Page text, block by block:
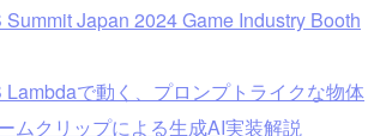
Summit Japan 2024 Game Industry Booth
Lambdaで動く、プロンプトライクな物体
ムクリップによる生成AI実装解説